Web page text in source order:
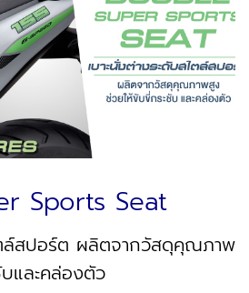
Sports Seat
ตล์สปอร์ต ผลิตจากวัสดุคุณภาพ
และคล่องตัว